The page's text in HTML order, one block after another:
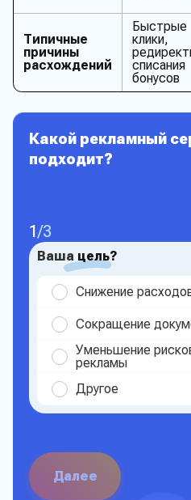
Типичные
причины
расхождений
Быстрые
клики,
списания
бонусов
Какой рекламный
подходит?
Ваша цель?
Снижение
Сокращение
Уменьшение
рекламы
Другое
1/3
Далее